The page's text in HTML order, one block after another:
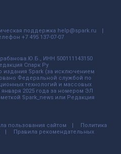
поддержка help@spark.ru
+7 495 137-07-07
ИНН 500111143150
Спарк Ру
издания Spark (за исключением
Федеральной службой по
технологий и массовых
2025 года за номером ЭЛ
Spark_news или Редакция
пользования сайтом
Политика
Правила рекомендательных